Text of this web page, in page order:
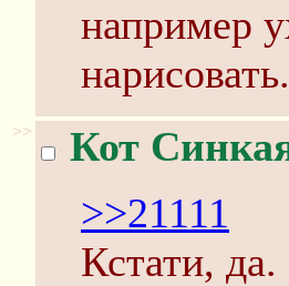
например
нарисовать.
>> Кот
>>21111
Кстати,